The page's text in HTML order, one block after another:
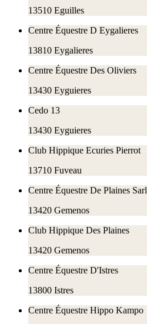
13510 Eguilles
Centre Équestre D Eygalieres
13810 Eygalieres
Centre Équestre Des Oliviers
13430 Eyguieres
Cedo 13
13430 Eyguieres
Club Hippique Ecuries Pierrot
13710 Fuveau
Centre Équestre De Plaines Sarl
13420 Gemenos
Club Hippique Des Plaines
13420 Gemenos
Centre Équestre D'Istres
13800 Istres
Centre Équestre Hippo Kampo